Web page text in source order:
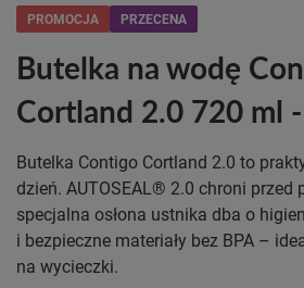
PROMOCJA PRZECENA
Butelka na wodę
Cortland 2.0 720 ml
Butelka Contigo Cortland 2.0 to
dzień. AUTOSEAL®️ 2.0 chroni przed
specjalna osłona ustnika dba o
i bezpieczne materiały bez BPA –
na wycieczki.